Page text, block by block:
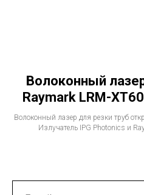
Волоконный
Raymark LRM-
Волоконный лазер для резки труб
Излучатель IPG Photonics и